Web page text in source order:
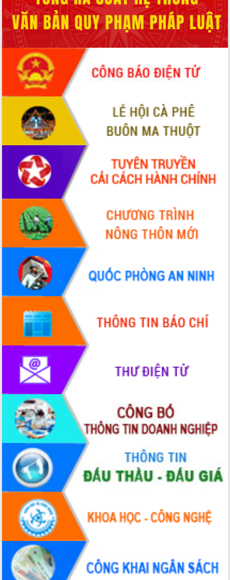
Triển khai đồng bộ đo đạc, lập hồ sơ
địa chính, hoàn thiện cơ sở dữ liệu đất
đai
Ứng dụng sinh trắc học - Bước tiến
trong hành trình chuyển đổi số tại Đắk
Đắk Lắk nâng cao hiệu quả công tác
Đảng từ Sổ tay đảng viên điện tử
Đắk Lắk đẩy mạnh nuôi biển công
nghệ, hướng tới phát triển thủy sản
bền vững
Tập huấn nâng cao năng lực triển khai
chuyển đổi số cho cán bộ, công chức
Đắk Lắk phát động hưởng ứng Ngày
Quyền của người tiêu dùng Việt Nam
2026
Đẩy mạnh cải cách hành chính, quyết
tâm đạt được mục tiêu tăng trưởng
hai con số trong năm 2026
Tổ chức trang trọng Lễ hội Đền thờ
Lương Văn Chánh năm 2026
Phó Bí thư Tỉnh ủy Đắk Lắk Đỗ Hữu
Huy giữ chức Bí thư Đảng ủy Ủy Ban
Nhân dân tỉnh
Bệnh án điện tử thúc đẩy chuyển đổi
số y tế tại Đắk Lắk
Chuyển đổi số thư viện: Mở rộng
không gian tri thức trong thời đại số
Đánh giá, rút kinh nghiệm công tác tổ
chức diễn tập trước ngày bầu cử
Chương trình “Gặp gỡ hữu nghị –
Friendship Meeting New Year 2026”
Bầu cử Quốc hội và HĐND: Cử tri Đắk
Lắk gửi gắm niềm tin, kỳ vọng vào lá
phiếu
Đắk Lắk sẵn sàng các điều kiện cho
Ngày hội bầu cử đại biểu Quốc hội
khóa XVI và HĐND các cấp nhiệm kỳ
2026-2031
Đảm bảo cuộc bầu cử đại biểu Quốc
hội và đại biểu HĐND các cấp diễn ra
an toàn, hiệu quả, đúng quy định
Thủ tướng Chính phủ Phạm Minh Chính
kiểm tra, chỉ đạo hoàn thành các dự
án cao tốc và thăm khu tái định cư tại
Đắk Lắk
Sôi nổi Hội đua ngựa truyền thống Gò
Thì Thùng mừng Xuân Bính Ngọ 2026
Lãnh đạo tỉnh dâng hương tưởng niệm
tại Đập Đồng Cam đầu Xuân Bính Ngọ
Ngành nông nghiệp phấn đấu tăng